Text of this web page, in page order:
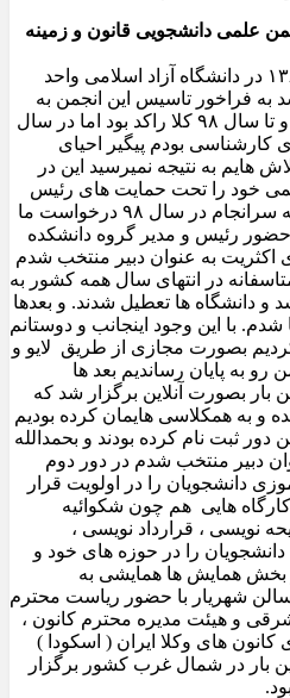
علمی دانشجویی قانون و زمینه
انجمن علمی حقوق در سال ۱۳۸۹ در دانشگاه آزاد اسلامی واحد
به فراخور تاسیس این انجمن به
فعالیت های علمی پرداخته بود و تا سال ۹۸ کلا راکد بود اما در سال
ی کارشناسی بودم پیگیر احیای
هایم به نتیجه نمیرسید این در
خود را تحت حمایت های رئیس
اسبق دانشکده انجام میدادیم که سرانجام در سال ۹۸ درخواست ما
حضور رئیس و مدیر گروه دانشکده
اکثریت به عنوان دبیر منتخب شدم
در انتهای سال همه کشور به
دانشگاه ها تعطیل شدند. و بعدها
با این وجود اینجانب و دوستانم
بصورت مجازی از طریق لایو و
انجمن رو به پایان رساندیم بعد ها
بار بصورت آنلاین برگزار شد که
و به همکلاسی هایمان کرده بودیم
دومین دور ثبت نام کرده بودند و بحمدالله
دبیر منتخب شدم در دور دوم
دانشجویان را در اولویت قرار
کارگاه هایی هم چون شکوائیه
نویسی ، قرارداد نویسی ،
را در حوزه های خود و
بخش همایش ها همایشی به
شهریار با حضور ریاست محترم
و هیئت مدیره محترم کانون ،
های وکلا ایران ( اسکودا )
بار در شمال غرب کشور برگزار